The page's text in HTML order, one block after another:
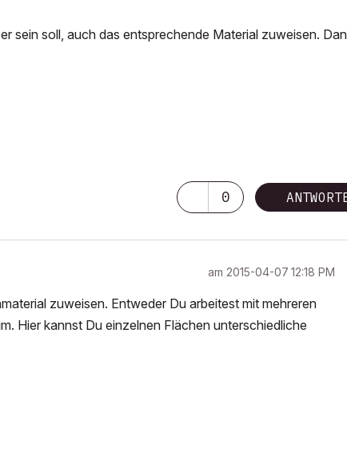
sein soll, auch das entsprechende Material zuweisen.
0
am ‎2015-04-07 12:18 PM
zuweisen. Entweder Du arbeitest mit mehreren
Hier kannst Du einzelnen Flächen unterschiedliche